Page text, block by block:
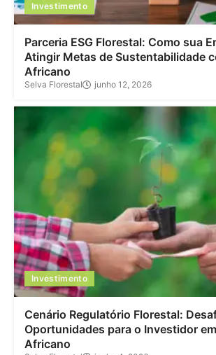
Investimento
Parceria ESG Florestal: Como sua
Atingir Metas de Sustentabilidade
Africano
Selva Florestal junho 12, 2026
Investimento
Cenário Regulatório Florestal:
Oportunidades para o Investidor
Africano